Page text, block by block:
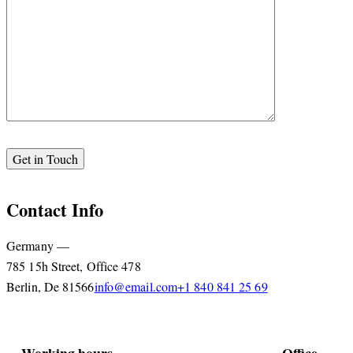
Contact Info
Germany —
785 15h Street, Office 478
Berlin, De 81566info@email.com+1 840 841 25 69